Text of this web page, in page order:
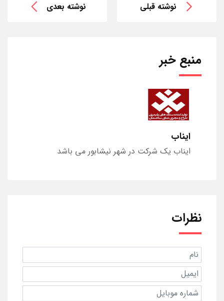
نوشته قبلی نوشته بعدی
منبع خبر
ایناب
ایناب یک شرکت در شهر نیشابور می باشد
نظرات